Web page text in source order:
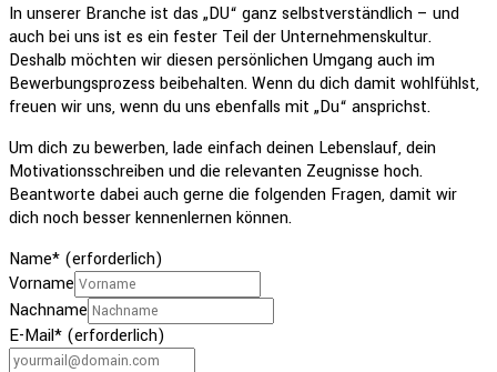
In unserer Branche ist das „DU“ ganz selbstverständlich – und
auch bei uns ist es ein fester Teil der Unternehmenskultur.
Deshalb möchten wir diesen persönlichen Umgang auch im
Bewerbungsprozess beibehalten. Wenn du dich damit wohlfühlst,
freuen wir uns, wenn du uns ebenfalls mit „Du“ ansprichst.
Um dich zu bewerben, lade einfach deinen Lebenslauf, dein
Motivationsschreiben und die relevanten Zeugnisse hoch.
Beantworte dabei auch gerne die folgenden Fragen, damit wir
dich noch besser kennenlernen können.
Name* (erforderlich)
Vorname
Nachname
E-Mail* (erforderlich)